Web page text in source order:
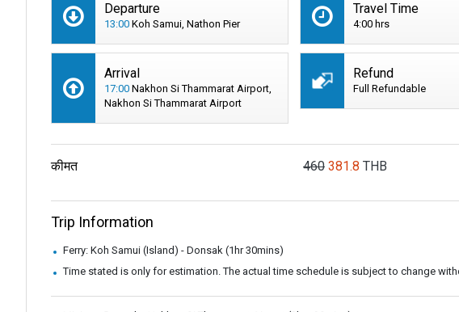
Departure
13:00 Koh Samui, Nathon Pier
Travel Time
4:00 hrs
Arrival
17:00 Nakhon Si Thammarat Airport,
Nakhon Si Thammarat Airport
Refund
Full Refundable
कीमत 460 381.8 THB
Trip Information
Ferry: Koh Samui (Island) - Donsak (1hr 30mins)
Time stated is only for estimation. The actual time schedule is subject to change